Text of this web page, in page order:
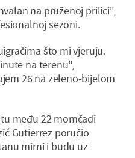
na pruženoj prilici",
sezoni.
što mi vjeruju.
na terenu",
26 na zeleno-bijelom
među 22 momčadi
Gutierrez poručio
mirni i budu uz